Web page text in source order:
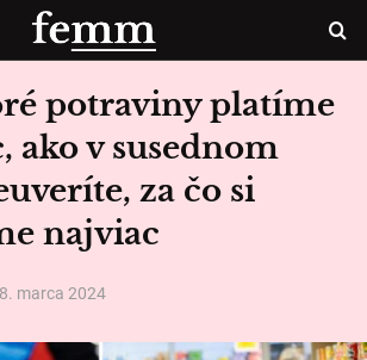
potraviny platíme
ako v susednom
za čo si
najviac
marca 2024